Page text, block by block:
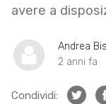
avere a
Andrea
2 anni fa
Condividi: